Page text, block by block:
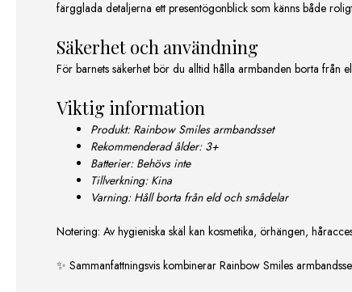
färgglada detaljerna ett presentögonblick som känns både
Säkerhet och användning
För barnets säkerhet bör du alltid hålla armbanden borta från
Viktig information
Produkt: Rainbow Smiles armbandsset
Rekommenderad ålder: 3+
Batterier: Behövs inte
Tillverkning: Kina
Varning: Håll borta från eld och smådelar
Notering: Av hygieniska skäl kan kosmetika, örhängen,
✨ Sammanfattningsvis kombinerar Rainbow Smiles